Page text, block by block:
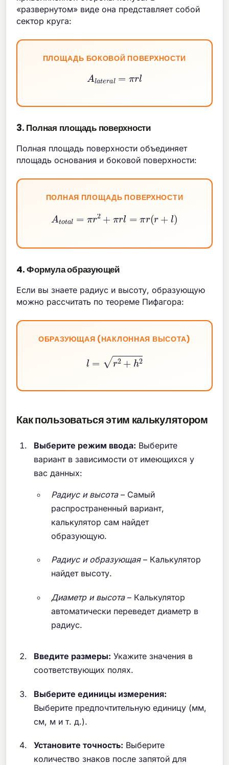
«развернутом» виде она представляет собой
сектор круга:
ПЛОЩАДЬ БОКОВОЙ ПОВЕРХНОСТИ
Al ral=πrl
3. Полная площадь поверхности
Полная площадь поверхности объединяет
площадь основания и боковой поверхности:
ПОЛНАЯ ПЛОЩАДЬ ПОВЕРХНОСТИ
π 2 πr r )
4. Формула образующей
Если вы знаете радиус и высоту, образующую
можно рассчитать по теореме Пифагора:
ОБРАЗУЮЩАЯ (НАКЛОННАЯ ВЫСОТА)
2+h2
Как пользоваться этим калькулятором
Выберите режим ввода: Выберите
вариант в зависимости от имеющихся у
вас данных:
Радиус и высота– Самый
распространенный вариант,
калькулятор сам найдет
образующую.
Радиус и образующая– Калькулятор
найдет высоту.
Диаметр и высота– Калькулятор
автоматически переведет диаметр в
радиус.
Введите размеры: Укажите значения в
соответствующих полях.
Выберите единицы измерения:
Выберите предпочтительную единицу (мм,
см, м и т. д.).
Установите точность: Выберите
количество знаков после запятой для